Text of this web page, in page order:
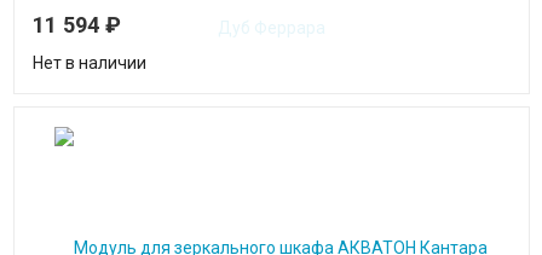
11 594 ₽
Нет в наличии